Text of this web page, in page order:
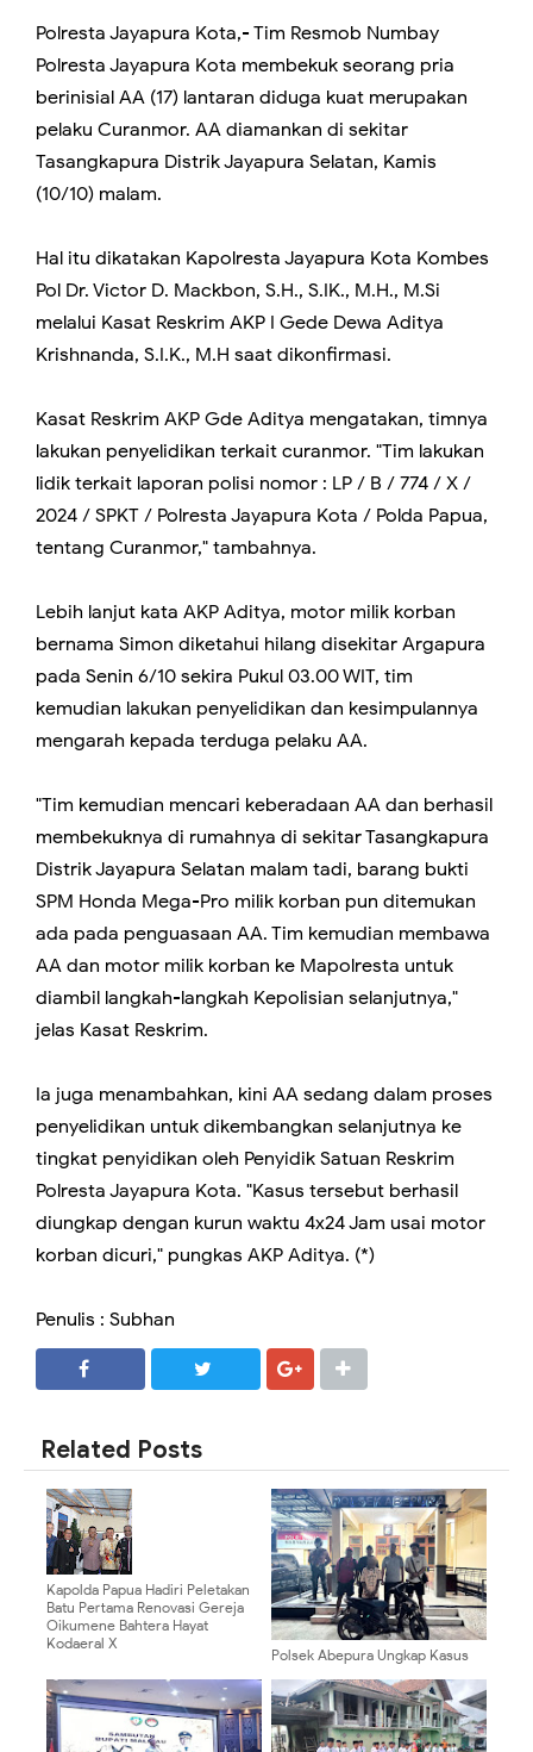
Polresta Jayapura Kota,- Tim Resmob Numbay
Polresta Jayapura Kota membekuk seorang pria
berinisial AA (17) lantaran diduga kuat merupakan
pelaku Curanmor. AA diamankan di sekitar
Tasangkapura Distrik Jayapura Selatan, Kamis
(10/10) malam.
Hal itu dikatakan Kapolresta Jayapura Kota Kombes
Pol Dr. Victor D. Mackbon, S.H., S.IK., M.H., M.Si
melalui Kasat Reskrim AKP I Gede Dewa Aditya
Krishnanda, S.I.K., M.H saat dikonfirmasi.
Kasat Reskrim AKP Gde Aditya mengatakan, timnya
lakukan penyelidikan terkait curanmor. "Tim lakukan
lidik terkait laporan polisi nomor : LP / B / 774 / X /
2024 / SPKT / Polresta Jayapura Kota / Polda Papua,
tentang Curanmor," tambahnya.
Lebih lanjut kata AKP Aditya, motor milik korban
bernama Simon diketahui hilang disekitar Argapura
pada Senin 6/10 sekira Pukul 03.00 WIT, tim
kemudian lakukan penyelidikan dan kesimpulannya
mengarah kepada terduga pelaku AA.
"Tim kemudian mencari keberadaan AA dan berhasil
membekuknya di rumahnya di sekitar Tasangkapura
Distrik Jayapura Selatan malam tadi, barang bukti
SPM Honda Mega-Pro milik korban pun ditemukan
ada pada penguasaan AA. Tim kemudian membawa
AA dan motor milik korban ke Mapolresta untuk
diambil langkah-langkah Kepolisian selanjutnya,"
jelas Kasat Reskrim.
Ia juga menambahkan, kini AA sedang dalam proses
penyelidikan untuk dikembangkan selanjutnya ke
tingkat penyidikan oleh Penyidik Satuan Reskrim
Polresta Jayapura Kota. "Kasus tersebut berhasil
diungkap dengan kurun waktu 4x24 Jam usai motor
korban dicuri," pungkas AKP Aditya. (*)
Penulis : Subhan
Related Posts
Kapolda Papua Hadiri Peletakan
Batu Pertama Renovasi Gereja
Oikumene Bahtera Hayat
Kodaeral X
Polsek Abepura Ungkap Kasus
Diamankan Bersama Barang
Bukti